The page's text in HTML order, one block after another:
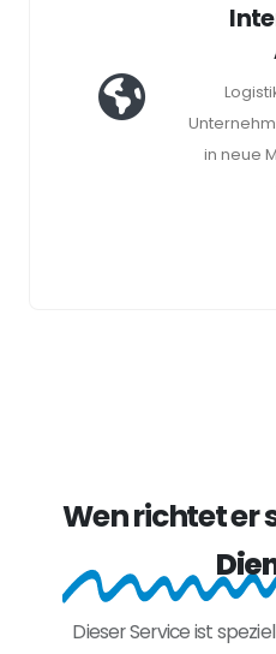
in neue
Wen richtet er
Dieser Service ist